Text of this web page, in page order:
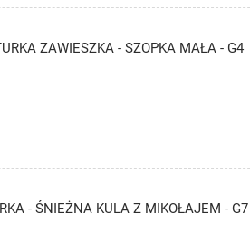
ZAWIESZKA - SZOPKA MAŁA - G4
- ŚNIEŻNA KULA Z MIKOŁAJEM - G7